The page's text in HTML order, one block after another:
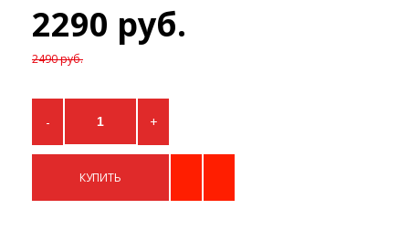
2290 руб.
2490 руб.
- +
КУПИТЬ